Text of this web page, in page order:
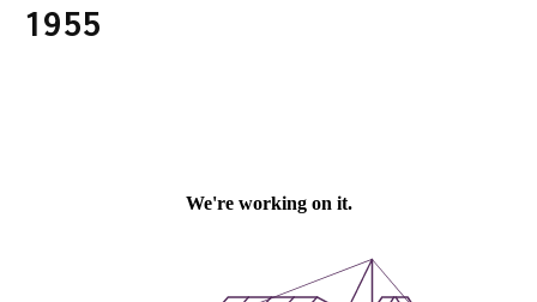
1955